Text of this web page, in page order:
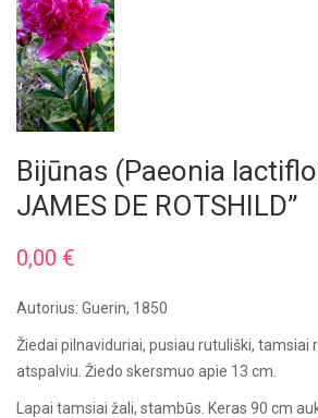
Bijūnas (Paeonia
JAMES DE ROTSHILD”
0,00 €
Autorius: Guerin, 1850
Žiedai pilnaviduriai, pusiau rutuliški, tamsiai
atspalviu. Žiedo skersmuo apie 13 cm.
Lapai tamsiai žali, stambūs. Keras 90 cm